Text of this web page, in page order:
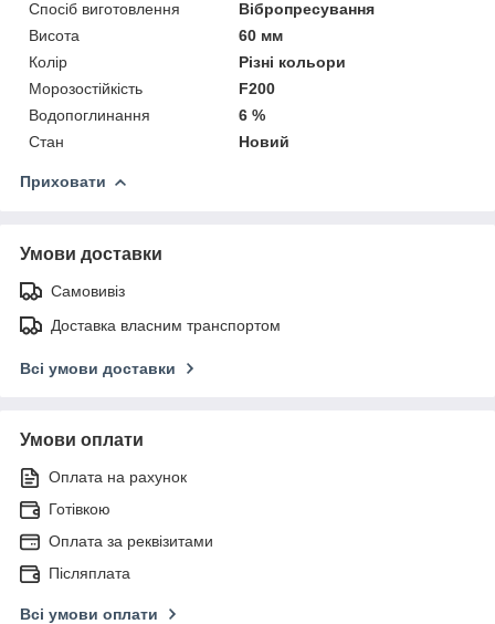
Спосіб виготовлення
Вібропресування
Висота
60 мм
Колір
Різні кольори
Морозостійкість
F200
Водопоглинання
6 %
Стан
Новий
Приховати
Умови доставки
Самовивіз
Доставка власним транспортом
Всі умови доставки
Умови оплати
Оплата на рахунок
Готівкою
Оплата за реквізитами
Післяплата
Всі умови оплати